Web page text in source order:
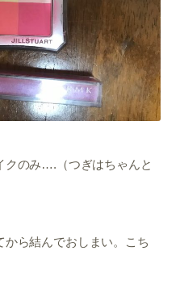
クのみ….（つぎはちゃんと
ら結んでおしまい。こち